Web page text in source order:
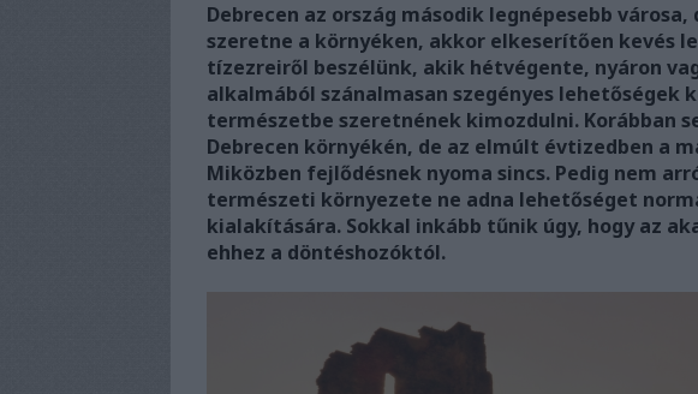
Debrecen az ország második legnépesebb
szeretne a környéken, akkor elkeserítően kevés
tízezreiről beszélünk, akik hétvégente, nyáron
alkalmából szánalmasan szegényes lehetőségek
természetbe szeretnének kimozdulni. Korábban
Debrecen környékén, de az elmúlt évtizedben a
Miközben fejlődésnek nyoma sincs. Pedig nem
természeti környezete ne adna lehetőséget
kialakítására. Sokkal inkább tűnik úgy, hogy az
ehhez a döntéshozóktól.